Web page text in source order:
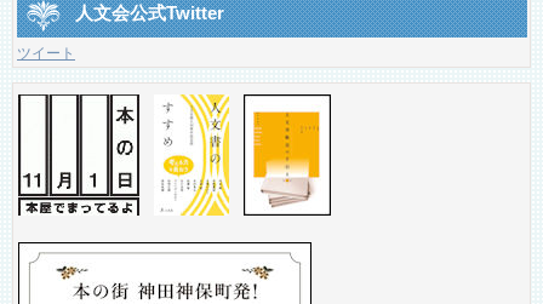
人文会公式Twitter
ツイート